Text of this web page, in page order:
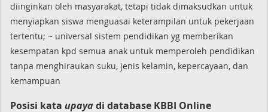
diinginkan oleh masyarakat, tetapi tidak dimaksudkan untuk
menyiapkan siswa menguasai keterampilan untuk pekerjaan
tertentu; ~ universal sistem pendidikan yg memberikan
kesempatan kpd semua anak untuk memperoleh pendidikan
tanpa menghiraukan suku, jenis kelamin, kepercayaan, dan
kemampuan
Posisi kata upayadi database KBBI Online